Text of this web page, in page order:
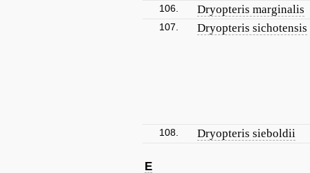
106. Dryopteris marginalis
107. Dryopteris sichotensis
108. Dryopteris sieboldii
E